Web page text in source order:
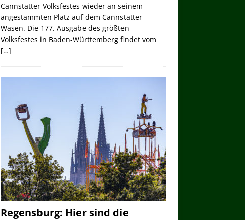
Cannstatter Volksfestes wieder an seinem
angestammten Platz auf dem Cannstatter
Wasen. Die 177. Ausgabe des größten
Volksfestes in Baden-Württemberg findet vom
[…]
Regensburg: Hier sind die